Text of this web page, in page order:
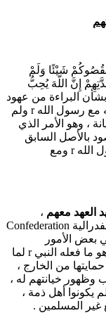
شَيْئًا وَلَمْ
إِنَّ اللّهَ يُحِبُّ
بشأن البراءة من عهود
المشركين ، فاستثنى منها من أوفى بالعهد منه مع رسول الله r ولم
، وهو الأمر الذي
بالأصل السابق
ذكره هو البراءة من الخائنين لعهودهم مع رسول الله r ومع
العهد معهم،
وإمضائه إلى مدته ، وهذا أشبه بالاتحادات الكونفدرالية Confederation
بعض الأمور
المشتركة مثل الدفاع العسكري المشترك ، وهو ما فعله النبي r لما
من الخارج ،
خيانتهم له ،
أهل ذمة ،
المسلمين .